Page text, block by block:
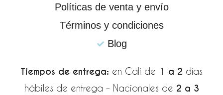
f
Políticas de venta y envío
Términos y condiciones
Blog
Tiempos de entrega: en Cali de 1 a 2 días
hábiles de entrega – Nacionales de 2 a 3